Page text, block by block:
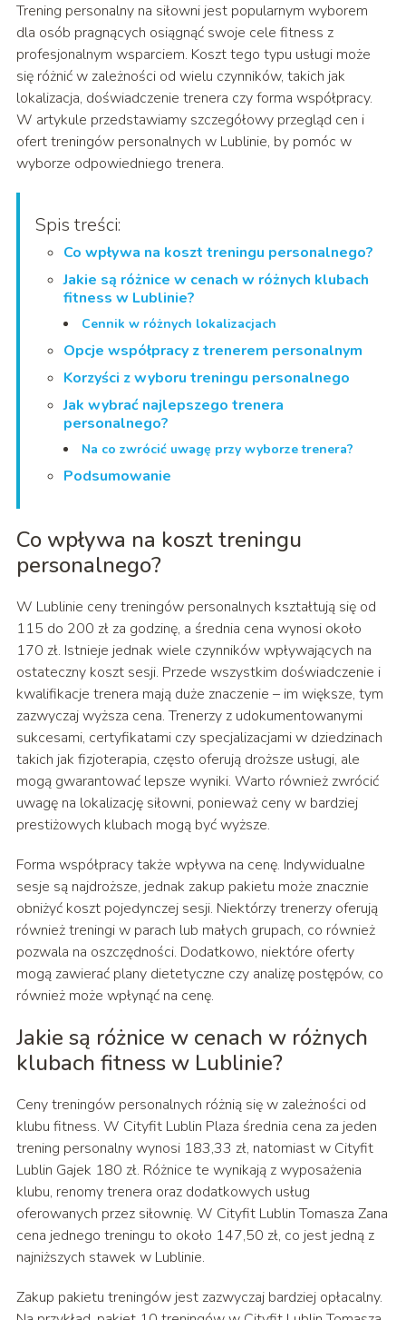
Trening personalny na siłowni jest popularnym wyborem
dla osób pragnących osiągnąć swoje cele fitness z
profesjonalnym wsparciem. Koszt tego typu usługi może
się różnić w zależności od wielu czynników, takich jak
lokalizacja, doświadczenie trenera czy forma współpracy.
W artykule przedstawiamy szczegółowy przegląd cen i
ofert treningów personalnych w Lublinie, by pomóc w
wyborze odpowiedniego trenera.
Spis treści:
Co wpływa na koszt treningu personalnego?
Jakie są różnice w cenach w różnych klubach
fitness w Lublinie?
Cennik w różnych lokalizacjach
Opcje współpracy z trenerem personalnym
Korzyści z wyboru treningu personalnego
Jak wybrać najlepszego trenera
personalnego?
Na co zwrócić uwagę przy wyborze trenera?
Podsumowanie
Co wpływa na koszt treningu
personalnego?
W Lublinie ceny treningów personalnych kształtują się od
115 do 200 zł za godzinę, a średnia cena wynosi około
170 zł. Istnieje jednak wiele czynników wpływających na
ostateczny koszt sesji. Przede wszystkim doświadczenie i
kwalifikacje trenera mają duże znaczenie – im większe, tym
zazwyczaj wyższa cena. Trenerzy z udokumentowanymi
sukcesami, certyfikatami czy specjalizacjami w dziedzinach
takich jak fizjoterapia, często oferują droższe usługi, ale
mogą gwarantować lepsze wyniki. Warto również zwrócić
uwagę na lokalizację siłowni, ponieważ ceny w bardziej
prestiżowych klubach mogą być wyższe.
Forma współpracy także wpływa na cenę. Indywidualne
sesje są najdroższe, jednak zakup pakietu może znacznie
obniżyć koszt pojedynczej sesji. Niektórzy trenerzy oferują
również treningi w parach lub małych grupach, co również
pozwala na oszczędności. Dodatkowo, niektóre oferty
mogą zawierać plany dietetyczne czy analizę postępów, co
również może wpłynąć na cenę.
Jakie są różnice w cenach w różnych
klubach fitness w Lublinie?
Ceny treningów personalnych różnią się w zależności od
klubu fitness. W Cityfit Lublin Plaza średnia cena za jeden
trening personalny wynosi 183,33 zł, natomiast w Cityfit
Lublin Gajek 180 zł. Różnice te wynikają z wyposażenia
klubu, renomy trenera oraz dodatkowych usług
oferowanych przez siłownię. W Cityfit Lublin Tomasza Zana
cena jednego treningu to około 147,50 zł, co jest jedną z
najniższych stawek w Lublinie.
Zakup pakietu treningów jest zazwyczaj bardziej opłacalny.